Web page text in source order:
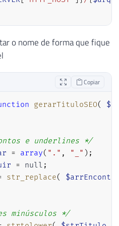
o nome de forma que fique
Copiar
gerarTituloSEO(
e underlines */
= array( "." , "_" ) ;
= null ;
str_replace(
minúsculos */